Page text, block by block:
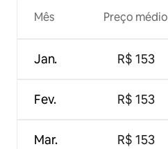
Mês
Jan.
Fev.
Mar.
Preço médio
R$ 153
R$ 153
R$ 153